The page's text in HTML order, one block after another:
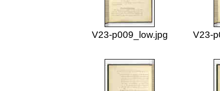
V23-p009_low.jpg V23-